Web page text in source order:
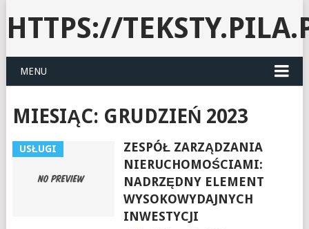
HTTPS://
MENU
MIESIĄC: GRUDZIEŃ 2023
USŁUGI
ZESPÓŁ ZARZĄDZANIA
NIERUCHOMOŚCIAMI:
NADRZĘDNY ELEMENT
WYSOKOWYDAJNYCH
INWESTYCJI